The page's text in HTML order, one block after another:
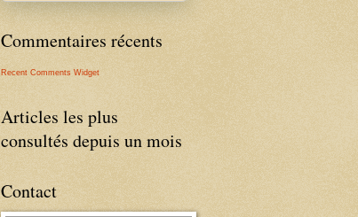
Commentaires récents
Recent Comments Widget
Articles les plus
consultés depuis un mois
Contact